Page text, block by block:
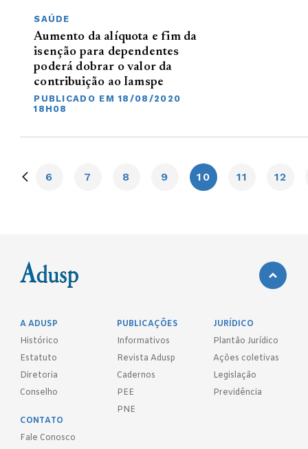
SAÚDE
Aumento da alíquota e fim da
isenção para dependentes
poderá dobrar o valor da
contribuição ao Iamspe
PUBLICADO EM 18/08/2020
18H08
6 7 8 9 10 11 12
A ADUSP
Histórico
Estatuto
Diretoria
Conselho
PUBLICAÇÕES
Informativos
Revista Adusp
Cadernos
PEE
PNE
JURÍDICO
Plantão Jurídico
Ações coletivas
Legislação
Previdência
CONTATO
Fale Conosco